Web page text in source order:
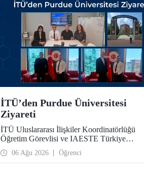
İTÜ’den Purdue Üniversitesi
Ziyareti
İTÜ Uluslararası İlişkiler Koordinatörlüğü
Öğretim Görevlisi ve IAESTE Türkiye
Sorumlusu Cahit Okan, akademik ilişkileri ve
birliğini geliştirmek amacıyla 20-27 Temmuz
tarihlerinde ABD’de dünyanın önde gelen
06 Ağu 2026 Öğrenci